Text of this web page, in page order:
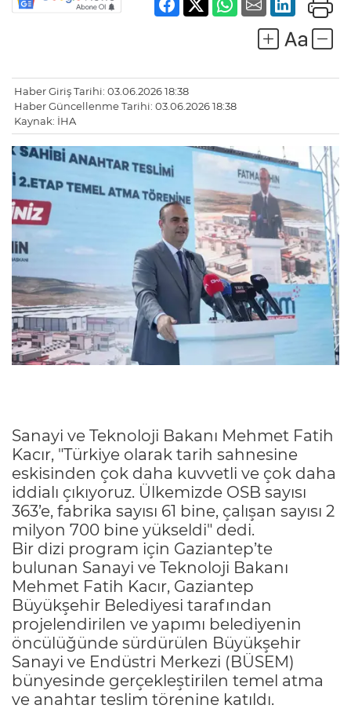
Haber Giriş Tarihi: 03.06.2026 18:38
Haber Güncellenme Tarihi: 03.06.2026 18:38
Kaynak: İHA
Sanayi ve Teknoloji Bakanı Mehmet Fatih
Kacır, "Türkiye olarak tarih sahnesine
eskisinden çok daha kuvvetli ve çok daha
iddialı çıkıyoruz. Ülkemizde OSB sayısı
363’e, fabrika sayısı 61 bine, çalışan sayısı 2
milyon 700 bine yükseldi" dedi.
Bir dizi program için Gaziantep’te
bulunan Sanayi ve Teknoloji Bakanı
Mehmet Fatih Kacır, Gaziantep
Büyükşehir Belediyesi tarafından
projelendirilen ve yapımı belediyenin
öncülüğünde sürdürülen Büyükşehir
Sanayi ve Endüstri Merkezi (BÜSEM)
bünyesinde gerçekleştirilen temel atma
ve anahtar teslim törenine katıldı.